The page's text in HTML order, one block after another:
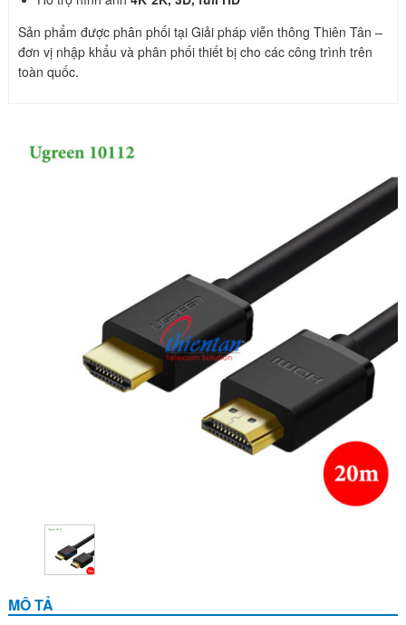
Sản phẩm được phân phối tại Giải pháp viễn thông Thiên Tân –
đơn vị nhập khẩu và phân phối thiết bị cho các công trình trên
toàn quốc.
MÔ TẢ